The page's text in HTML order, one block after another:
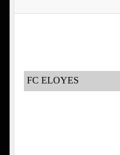
FC ELOYES